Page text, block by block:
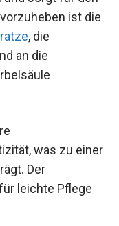
ist die
, die
an die
was zu einer
Der
leichte Pflege